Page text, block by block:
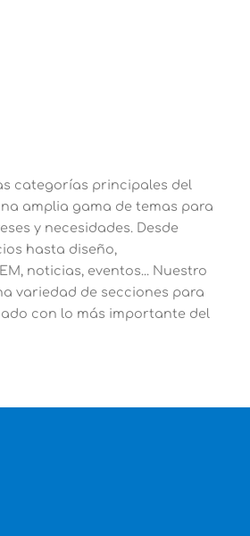
categorías principales del
amplia gama de temas para
y necesidades. Desde
hasta diseño,
noticias, eventos... Nuestro
variedad de secciones para
con lo más importante del